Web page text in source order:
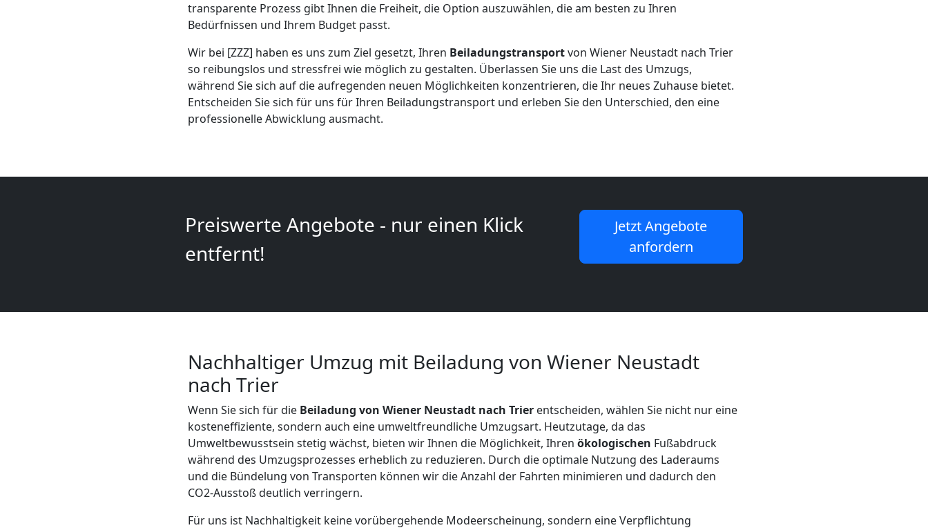
transparente Prozess gibt Ihnen die Freiheit, die Option auszuwählen, die am besten zu Ihren
Bedürfnissen und Ihrem Budget passt.
Wir bei [ZZZ] haben es uns zum Ziel gesetzt, Ihren Beiladungstransportvon Wiener Neustadt nach Trier
so reibungslos und stressfrei wie möglich zu gestalten. Überlassen Sie uns die Last des Umzugs,
während Sie sich auf die aufregenden neuen Möglichkeiten konzentrieren, die Ihr neues Zuhause bietet.
Entscheiden Sie sich für uns für Ihren Beiladungstransport und erleben Sie den Unterschied, den eine
professionelle Abwicklung ausmacht.
Preiswerte Angebote - nur einen Klick
entfernt!
Jetzt Angebote
anfordern
Nachhaltiger Umzug mit Beiladung von Wiener Neustadt
nach Trier
Wenn Sie sich für die Beiladung von Wiener Neustadt nach Trier entscheiden, wählen Sie nicht nur eine
kosteneffiziente, sondern auch eine umweltfreundliche Umzugsart. Heutzutage, da das
Umweltbewusstsein stetig wächst, bieten wir Ihnen die Möglichkeit, Ihren ökologischen Fußabdruck
während des Umzugsprozesses erheblich zu reduzieren. Durch die optimale Nutzung des Laderaums
und die Bündelung von Transporten können wir die Anzahl der Fahrten minimieren und dadurch den
CO2-Ausstoß deutlich verringern.
Für uns ist Nachhaltigkeit keine vorübergehende Modeerscheinung, sondern eine Verpflichtung
2